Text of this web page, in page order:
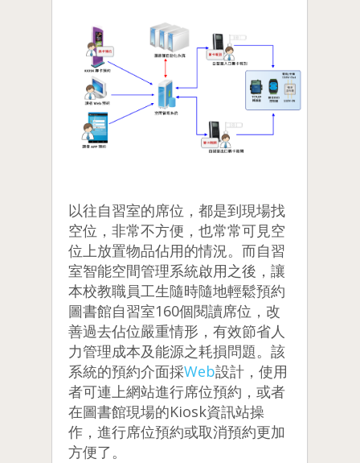
以往自習室的席位，都是到現場找
空位，非常不方便，也常常可見空
位上放置物品佔用的情況。而自習
室智能空間管理系統啟用之後，讓
本校教職員工生隨時隨地輕鬆預約
圖書館自習室160個閱讀席位，改
善過去佔位嚴重情形，有效節省人
力管理成本及能源之耗損問題。該
系統的預約介面採Web設計，使用
者可連上網站進行席位預約，或者
在圖書館現場的Kiosk資訊站操
作，進行席位預約或取消預約更加
方便了。